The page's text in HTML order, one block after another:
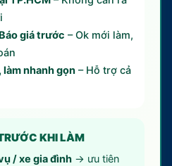
giá trước – Ok mới làm,
nhanh gọn – Hỗ trợ cả
KHI LÀM
/ xe gia đình → ưu tiên